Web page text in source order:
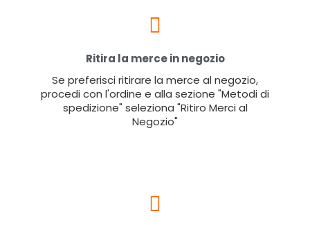
Ritira la merce in negozio
Se preferisci ritirare la merce al negozio,
procedi con l'ordine e alla sezione "Metodi di
spedizione" seleziona "Ritiro Merci al
Negozio"